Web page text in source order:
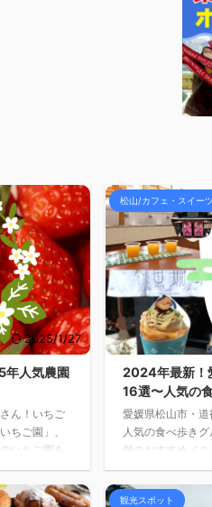
2025/1/27
年人気農園
ん！いちご
ちご園」、
いちご園を
セス、駐車
松山/カフェ・スイーツ
2024年最新！
16選〜人気の
愛媛県松山市・
人気の食べ歩き
舗のおすすめメ
車場情報も掲載
旅館・ホテルの
観光スポット